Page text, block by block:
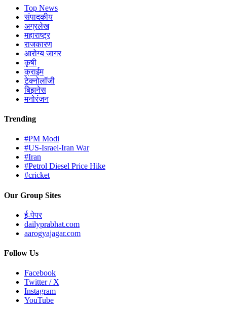
Top News
संपादकीय
अग्रलेख
महाराष्ट्र
राजकारण
आरोग्य जागर
कृषी
क्राईम
टेक्नोलॉजी
बिझनेस
मनोरंजन
Trending
#PM Modi
#US-Israel-Iran War
#Iran
#Petrol Diesel Price Hike
#cricket
Our Group Sites
ई-पेपर
dailyprabhat.com
aarogyajagar.com
Follow Us
Facebook
Twitter / X
Instagram
YouTube